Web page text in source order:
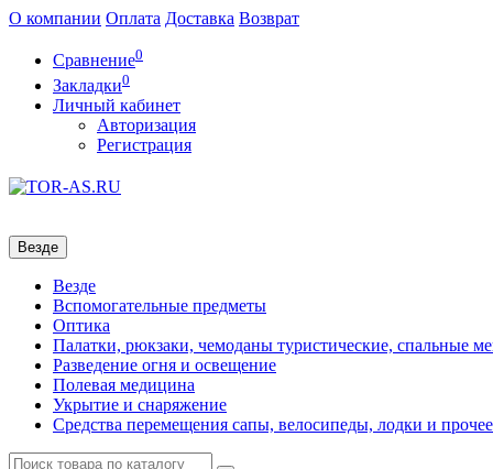
О компании Оплата Доставка Возврат
Сравнение0
Закладки0
Личный кабинет
Авторизация
Регистрация
Везде
Везде
Вспомогательные предметы
Оптика
Палатки, рюкзаки, чемоданы туристические, спальные
Разведение огня и освещение
Полевая медицина
Укрытие и снаряжение
Средства перемещения сапы, велосипеды, лодки и прочее